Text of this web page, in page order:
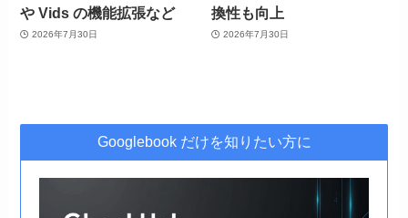
や Vids の機能拡張など
2026年7月30日
換性も向上
2026年7月30日
Googlebook だけを知りたい方に